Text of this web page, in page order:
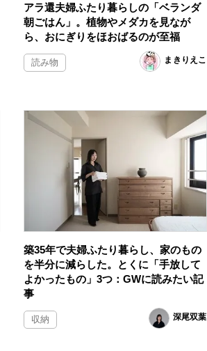
アラ還夫婦ふたり暮らしの「ベランダ
朝ごはん」。植物やメダカを見なが
ら、おにぎりをほおばるのが至福
読み物 まきりえこ
築35年で夫婦ふたり暮らし、家のもの
を半分に減らした。とくに「手放して
よかったもの」3つ：GWに読みたい記
事
収納 深尾双葉